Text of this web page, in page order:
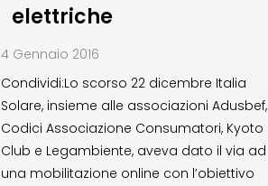
elettriche
4 Gennaio 2016
Condividi:Lo scorso 22 dicembre Italia
Solare, insieme alle associazioni Adusbef,
Codici Associazione Consumatori, Kyoto
Club e Legambiente, aveva dato il via ad
una mobilitazione online con l’obiettivo